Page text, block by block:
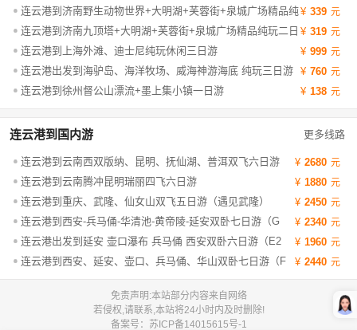
339
连云港到济南野生动物世界+大明湖+芙蓉街+泉城广场精品纯
玩二日游
319
连云港到济南九顶塔+大明湖+芙蓉街+泉城广场精品纯玩二日
游
999
连云港到上海外滩、迪士尼纯玩休闲三日游
760
连云港出发到海驴岛、海洋牧场、威海神游海底 纯玩三日游
138
连云港到徐州督公山漂流+墨上集小镇一日游
更多线路
连云港到国内游
2680
连云港到云南西双版纳、昆明、抚仙湖、普洱双飞六日游
1880
连云港到云南腾冲昆明瑞丽四飞六日游
2450
连云港到重庆、武隆、仙女山双飞五日游（遇见武隆）
2340
连云港到西安-兵马俑-华清池-黄帝陵-延安双卧七日游（G
线）
1960
连云港出发到延安 壶口瀑布 兵马俑 西安双卧六日游（E2
线）
2440
连云港到西安、延安、壶口、兵马俑、华山双卧七日游（F
线）
免责声明:本站部分内容来自网络
若侵权,请联系,本站将24小时内及时删除!
备案号：
苏ICP备14015615号-1